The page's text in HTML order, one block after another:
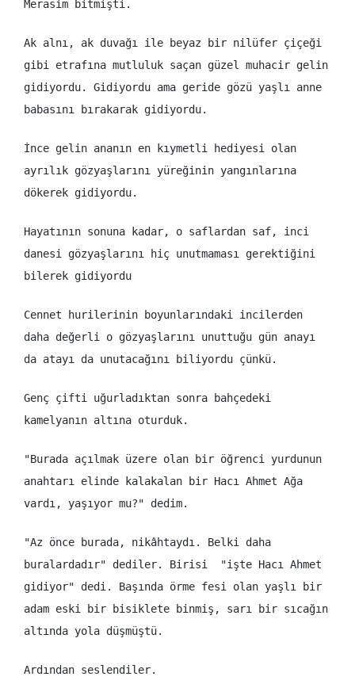
Merasim bitmişti.
Ak alnı, ak duvağı ile beyaz bir nilüfer çiçeği
gibi etrafına mutluluk saçan güzel muhacir gelin
gidiyordu. Gidiyordu ama geride gözü yaşlı anne
babasını bırakarak gidiyordu.
İnce gelin ananın en kıymetli hediyesi olan
ayrılık gözyaşlarını yüreğinin yangınlarına
dökerek gidiyordu.
Hayatının sonuna kadar, o saflardan saf, inci
danesi gözyaşlarını hiç unutmaması gerektiğini
bilerek gidiyordu
Cennet hurilerinin boyunlarındaki incilerden
daha değerli o gözyaşlarını unuttuğu gün anayı
da atayı da unutacağını biliyordu çünkü.
Genç çifti uğurladıktan sonra bahçedeki
kamelyanın altına oturduk.
"Burada açılmak üzere olan bir öğrenci yurdunun
anahtarı elinde kalakalan bir Hacı Ahmet Ağa
vardı, yaşıyor mu?" dedim.
"Az önce burada, nikâhtaydı. Belki daha
buralardadır" dediler. Birisi "işte Hacı Ahmet
gidiyor" dedi. Başında örme fesi olan yaşlı bir
adam eski bir bisiklete binmiş, sarı bir sıcağın
altında yola düşmüştü.
Ardından seslendiler.